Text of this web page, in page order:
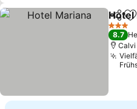
Teilen
Hotel
3 Sterne
8.7
Calvi